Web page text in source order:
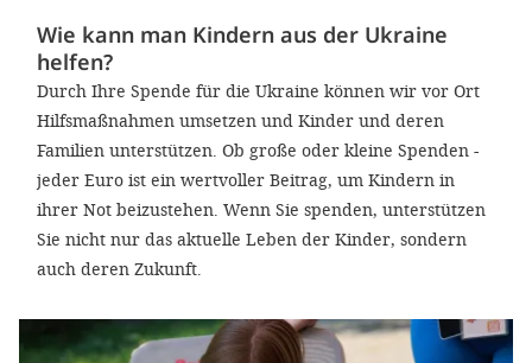
Wie kann man Kindern aus der Ukraine
helfen?
Durch Ihre Spende für die Ukraine können wir vor Ort
Hilfsmaßnahmen umsetzen und Kinder und deren
Familien unterstützen. Ob große oder kleine Spenden -
jeder Euro ist ein wertvoller Beitrag, um Kindern in
ihrer Not beizustehen. Wenn Sie spenden, unterstützen
Sie nicht nur das aktuelle Leben der Kinder, sondern
auch deren Zukunft.